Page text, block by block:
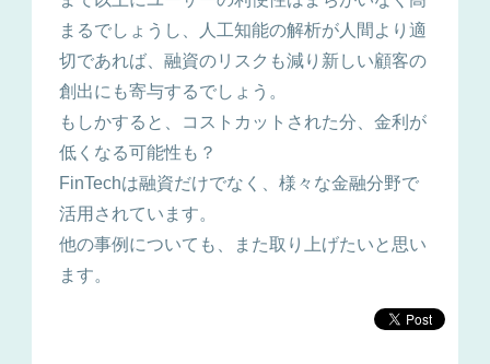
まるでしょうし、人工知能の解析が人間より適
切であれば、融資のリスクも減り新しい顧客の
創出にも寄与するでしょう。
もしかすると、コストカットされた分、金利が
低くなる可能性も？
FinTechは融資だけでなく、様々な金融分野で
活用されています。
他の事例についても、また取り上げたいと思い
ます。